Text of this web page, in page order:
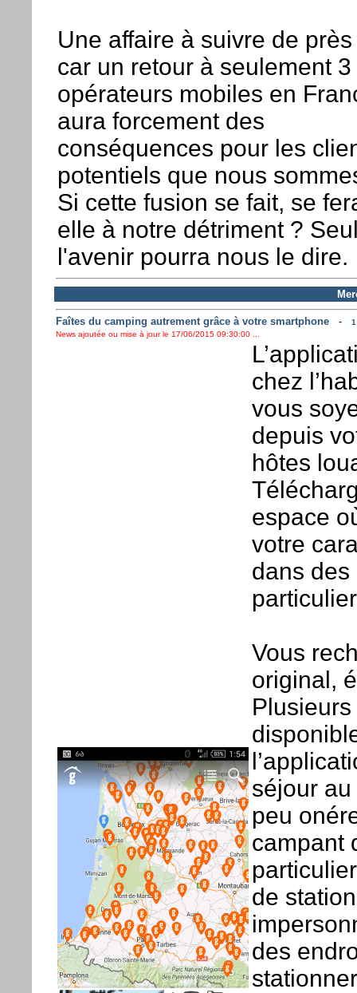
Une affaire à suivre de près
car un retour à seulement 3
opérateurs mobiles en
aura forcement des
conséquences pour les
potentiels que nous
Si cette fusion se fait, se
elle à notre détriment ?
l'avenir pourra nous le dire.
Faîtes du camping autrement grâce à votre smartphone-
News ajoutée ou mise à jour le 17/06/2015 09:30:00 ...
chez
vous
depuis
hôtes
espace
votre
dans
Vous
original,
séjour
peu
campant
de
des